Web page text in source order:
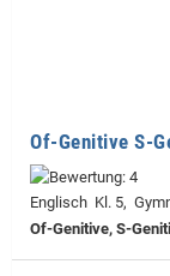
Of-Genitive S-
Englisch Kl. 5,
Of-Genitive, S-